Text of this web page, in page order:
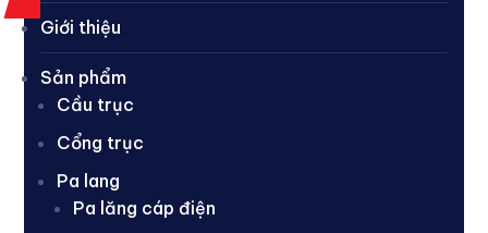
Giới thiệu
Sản phẩm
Cầu trục
Cổng trục
Pa lang
Pa lăng cáp điện